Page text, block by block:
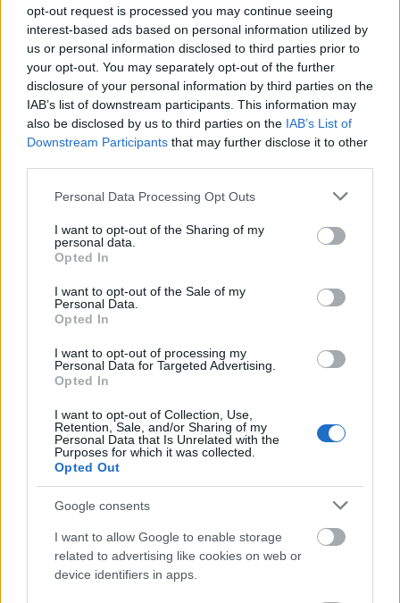
opt-out request is processed you may continue seeing
interest-based ads based on personal information utilized by
us or personal information disclosed to third parties prior to
your opt-out. You may separately opt-out of the further
disclosure of your personal information by third parties on the
IAB’s list of downstream participants. This information may
also be disclosed by us to third parties on the IAB’s List of
Downstream Participants that may further disclose it to other
Please note that this website/app uses one or more Google
not limited to your visit or usage behaviour. You may click to
grant or deny consent to Google and its third-party tags to
use your data for below specified purposes in below Google
consent section.
Personal Data Processing Opt Outs
I want to opt-out of the Sharing of my
personal data.
Opted In
I want to opt-out of the Sale of my
Personal Data.
Opted In
I want to opt-out of processing my
Personal Data for Targeted Advertising.
Opted In
I want to opt-out of Collection, Use,
Retention, Sale, and/or Sharing of my
Personal Data that Is Unrelated with the
Purposes for which it was collected.
Opted Out
Google consents
I want to allow Google to enable storage
related to advertising like cookies on web or
device identifiers in apps.
lakcímmel, haitthoni lakcímünkről (tartózkodási
helyünkről) nem jelentkezünk ki,akkor a hatóság
jogértelmezése miatttársadalombiztosítási
szempontból belföldinek, emiatt járulékfizetésre
kötelezettnekszámítunk, hiába nem élünk itthon
életvitelszerűen. Az adóhatóság a fizetési
kötelezettséget a tartózkodási hely lakóhelyként való
értelmezésére alapozza, mondván nem kötelessége
az életvitelszerű tartózkodás helyét és körülményeit
vizsgálni…
Mit tehetünk, hogy külföldön történő
munkavégzésünk idejére ne kelljen ESZJ-t
fizessünk?
Lemondhatunk a magyarországi tartózkodási
helyünkről, azaz visszaadhatjuk lakcímkártyánkat.
tájékoztatása alapján, akik valamely
EGT
tagállamban (EU tagállamok,
belföldi állandó lakcímük megtartása esetén
sem kötelezettek ESZJ fizetésére. Ugyanígy nem
kell fizetnie annak sem, aki Szerbiában, vagy
Macedóniában dolgozik, de a
tagállamban munkát vállaló magánszemélynek
fizetnie kell
értelmében külföldi munkavállalással
összefüggésben létrejött biztosítási jogviszonyunkat
annak létrejöttét 15 napon belül be kell jelenteni az